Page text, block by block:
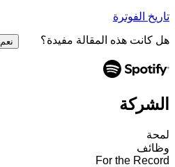
تاريخ الفوترة
هل كانت هذه المقالة مفيدة؟ نعم
الشركة
لمحة
وظائف
For the Record